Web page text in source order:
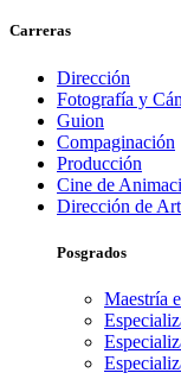
Carreras
Dirección
Fotografía y
Guion
Compaginación
Producción
Cine de
Dirección de
Posgrados
Maestría